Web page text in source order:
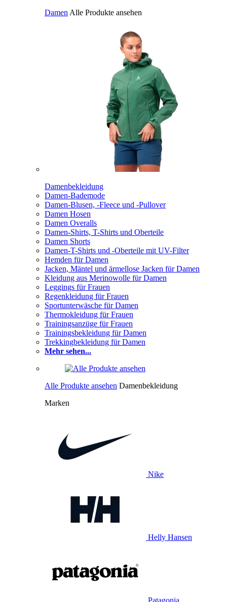
Damen Alle Produkte ansehen
Damenbekleidung
Damen-Bademode
Damen-Blusen, -Fleece und -Pullover
Damen Hosen
Damen Overalls
Damen-Shirts, T-Shirts und Oberteile
Damen Shorts
Damen-T-Shirts und -Oberteile mit UV-Filter
Hemden für Damen
Jacken, Mäntel und ärmellose Jacken für Damen
Kleidung aus Merinowolle für Damen
Leggings für Frauen
Regenkleidung für Frauen
Sportunterwäsche für Damen
Thermokleidung für Frauen
Trainingsanzüge für Frauen
Trainingsbekleidung für Damen
Trekkingbekleidung für Damen
Mehr sehen...
Alle Produkte ansehen Damenbekleidung
Marken
Nike
Helly Hansen
Patagonia